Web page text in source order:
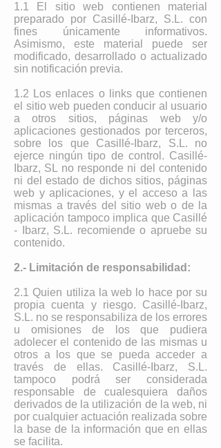
1.1 El sitio web contienen material
preparado por Casillé-Ibarz, S.L. con
fines únicamente informativos.
Asimismo, este material puede ser
modificado, desarrollado o actualizado
sin notificación previa.
1.2 Los enlaces o links que contienen
el sitio web pueden conducir al usuario
a otros sitios, páginas web y/o
aplicaciones gestionados por terceros,
sobre los que Casillé-Ibarz, S.L. no
ejerce ningún tipo de control. Casillé-
Ibarz, SL no responde ni del contenido
ni del estado de dichos sitios, páginas
web y aplicaciones, y el acceso a las
mismas a través del sitio web o de la
aplicación tampoco implica que Casillé
- Ibarz, S.L. recomiende o apruebe su
contenido.
2.- Limitación de responsabilidad:
2.1 Quien utiliza la web lo hace por su
propia cuenta y riesgo. Casillé-Ibarz,
S.L. no se responsabiliza de los errores
u omisiones de los que pudiera
adolecer el contenido de las mismas u
otros a los que se pueda acceder a
través de ellas. Casillé-Ibarz, S.L.
tampoco podrá ser considerada
responsable de cualesquiera daños
derivados de la utilización de la web, ni
por cualquier actuación realizada sobre
la base de la información que en ellas
se facilita.